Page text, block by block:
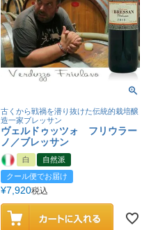
古くから戦禍を潜り抜けた伝統的栽培醸
造一家ブレッサン
ヴェルドゥッツォ フリウラー
ノ／ブレッサン
白
自然派
クール便でお届け
¥7,920税込